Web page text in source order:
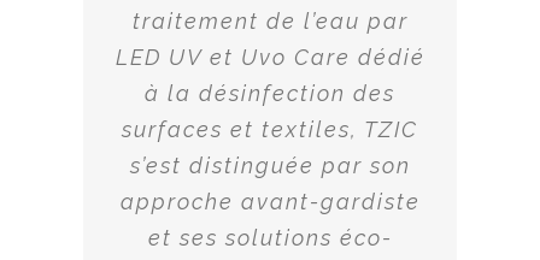
traitement de l’eau par
LED UV et Uvo Care dédié
à la désinfection des
surfaces et textiles, TZIC
s’est distinguée par son
approche avant-gardiste
et ses solutions éco-